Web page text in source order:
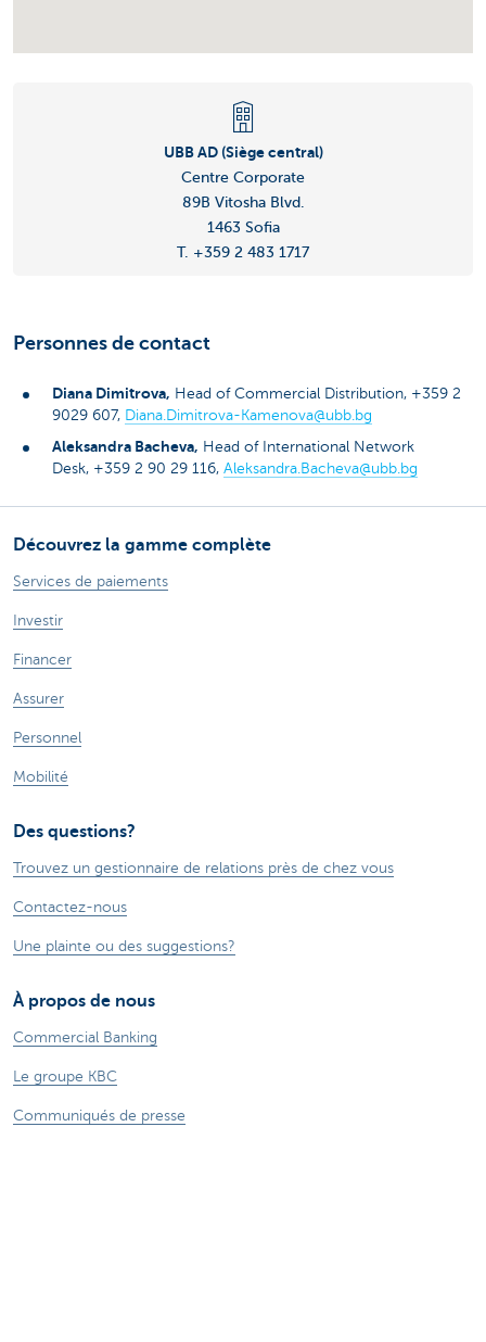
UBB AD (Siège central)
Centre Corporate
89B Vitosha Blvd.
1463 Sofia
T. +359 2 483 1717
Personnes de contact
Diana Dimitrova, Head of Commercial Distribution, +359 2
9029 607, Diana.Dimitrova-Kamenova@ubb.bg
Aleksandra Bacheva, Head of International Network
Desk, +359 2 90 29 116, Aleksandra.Bacheva@ubb.bg
Découvrez la gamme complète
Services de paiements
Investir
Financer
Assurer
Personnel
Mobilité
Des questions?
Trouvez un gestionnaire de relations près de chez vous
Contactez-nous
Une plainte ou des suggestions?
À propos de nous
Commercial Banking
Le groupe KBC
Communiqués de presse